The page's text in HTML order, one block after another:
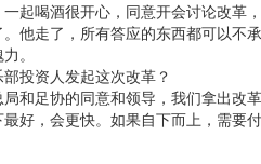
起喝酒很开心，同意开会讨论改革
他走了，所有答应的东西都可以不
。
投资人发起这次改革？
足协的同意和领导，我们拿出改
好，会更快。如果自下而上，需要